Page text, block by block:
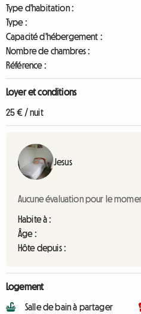
Type d'habitation :
Type :
Capacité d'hébergement :
Nombre de chambres :
Référence :
Loyer et conditions
25 € / nuit
Jesus
Aucune évaluation pour le
Habite à :
Âge :
Hôte depuis :
Logement
Salle de bain à partager